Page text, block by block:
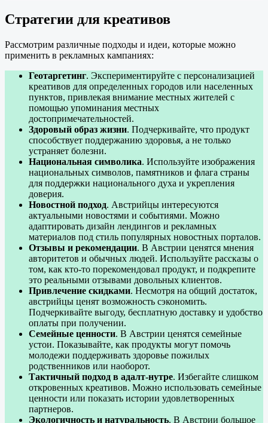
Стратегии для креативов
Рассмотрим различные подходы и идеи, которые можно
применить в рекламных кампаниях:
Геотаргетинг. Экспериментируйте с персонализацией
креативов для определенных городов или населенных
пунктов, привлекая внимание местных жителей с
помощью упоминания местных
достопримечательностей.
Здоровый образ жизни. Подчеркивайте, что продукт
способствует поддержанию здоровья, а не только
устраняет болезни.
Национальная символика. Используйте изображения
национальных символов, памятников и флага страны
для поддержки национального духа и укрепления
доверия.
Новостной подход. Австрийцы интересуются
актуальными новостями и событиями. Можно
адаптировать дизайн лендингов и рекламных
материалов под стиль популярных новостных порталов.
Отзывы и рекомендации. В Австрии ценятся мнения
авторитетов и обычных людей. Используйте рассказы о
том, как кто-то порекомендовал продукт, и подкрепите
это реальными отзывами довольных клиентов.
Привлечение скидками. Несмотря на общий достаток,
австрийцы ценят возможность сэкономить.
Подчеркивайте выгоду, бесплатную доставку и удобство
оплаты при получении.
Семейные ценности. В Австрии ценятся семейные
устои. Показывайте, как продукты могут помочь
молодежи поддерживать здоровье пожилых
родственников или наоборот.
Тактичный подход в адалт-нутре. Избегайте слишком
откровенных креативов. Можно использовать семейные
ценности или показать истории удовлетворенных
партнеров.
Экологичность и натуральность. В Австрии большое